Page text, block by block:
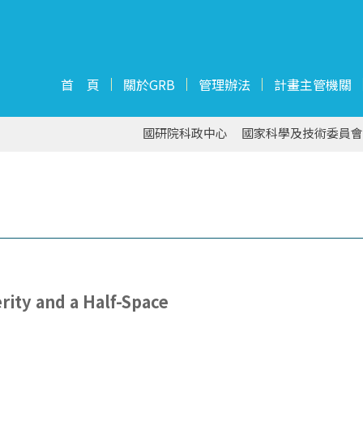
首 頁 關於GRB 管理辦法 計畫主管機關
國研院科政中心 國家科學及技術委員會
and a Half-Space